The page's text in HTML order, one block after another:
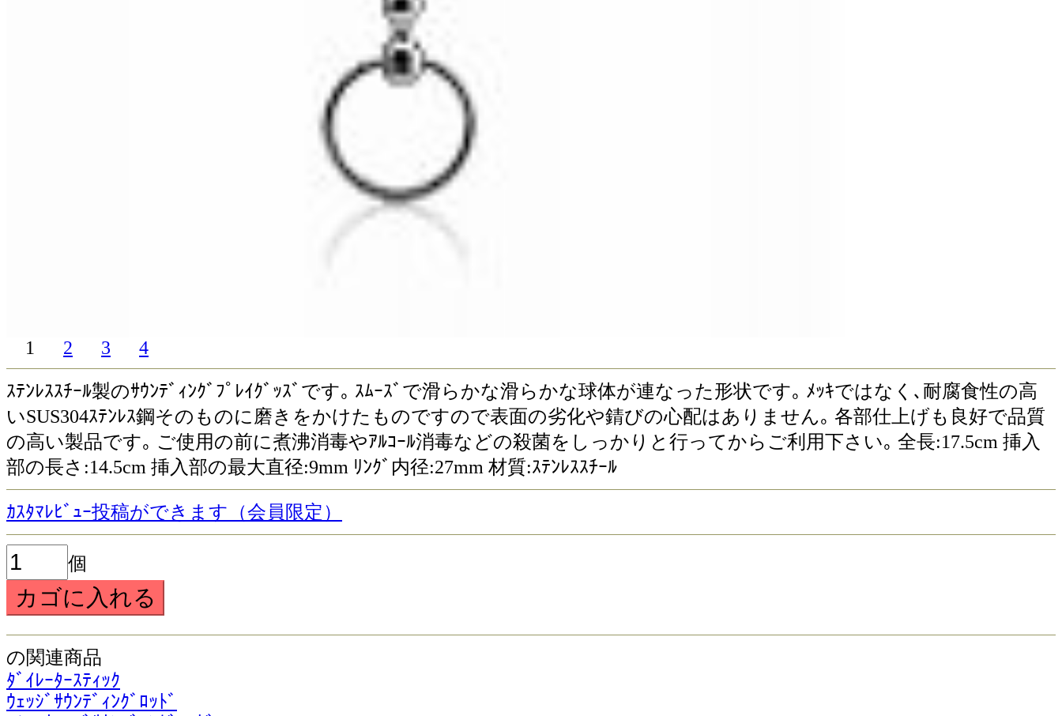
1 2 3 4
ｽﾃﾝﾚｽｽﾁｰﾙ製のｻｳﾝﾃﾞｨﾝｸﾞﾌﾟﾚｲｸﾞｯｽﾞです｡ ｽﾑｰｽﾞで滑らかな滑らかな球体が連なった形状です｡ ﾒｯｷではなく､耐腐食性の高
いSUS304ｽﾃﾝﾚｽ鋼そのものに磨きをかけたものですので表面の劣化や錆びの心配はありません｡ 各部仕上げも良好で品質
の高い製品です｡ ご使用の前に煮沸消毒やｱﾙｺｰﾙ消毒などの殺菌をしっかりと行ってからご利用下さい｡ 全長:17.5cm 挿入
部の長さ:14.5cm 挿入部の最大直径:9mm ﾘﾝｸﾞ内径:27mm 材質:ｽﾃﾝﾚｽｽﾁｰﾙ
ｶｽﾀﾏﾚﾋﾞｭｰ投稿ができます（会員限定）
個
の関連商品
ﾀﾞｲﾚｰﾀｰｽﾃｨｯｸ
ｳｪｯｼﾞｻｳﾝﾃﾞｨﾝｸﾞﾛｯﾄﾞ